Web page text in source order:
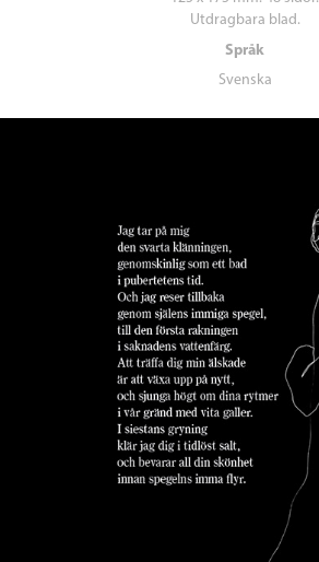
Utdragbara blad.
Språk
Svenska